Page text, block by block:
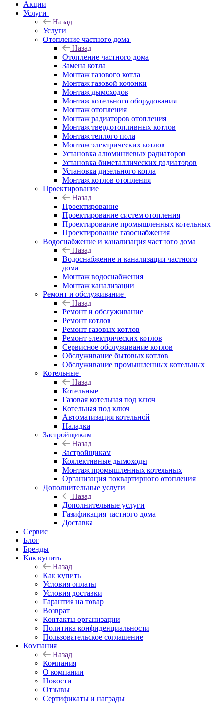
Акции
Услуги
Назад
Услуги
Отопление частного дома
Назад
Отопление частного дома
Замена котла
Монтаж газового котла
Монтаж газовой колонки
Монтаж дымоходов
Монтаж котельного оборудования
Монтаж отопления
Монтаж радиаторов отопления
Монтаж твердотопливных котлов
Монтаж теплого пола
Монтаж электрических котлов
Установка алюминиевых радиаторов
Установка биметаллических радиаторов
Установка дизельного котла
Монтаж котлов отопления
Проектирование
Назад
Проектирование
Проектирование систем отопления
Проектирование промышленных котельных
Проектирование газоснабжения
Водоснабжение и канализация частного дома
Назад
Водоснабжение и канализация частного
дома
Монтаж водоснабжения
Монтаж канализации
Ремонт и обслуживание
Назад
Ремонт и обслуживание
Ремонт котлов
Ремонт газовых котлов
Ремонт электрических котлов
Сервисное обслуживание котлов
Обслуживание бытовых котлов
Обслуживание промышленных котельных
Котельные
Назад
Котельные
Газовая котельная под ключ
Котельная под ключ
Автоматизация котельной
Наладка
Застройщикам
Назад
Застройщикам
Коллективные дымоходы
Монтаж промышленных котельных
Организация поквартирного отопления
Дополнительные услуги
Назад
Дополнительные услуги
Газификация частного дома
Доставка
Сервис
Блог
Бренды
Как купить
Назад
Как купить
Условия оплаты
Условия доставки
Гарантия на товар
Возврат
Контакты организации
Политика конфиденциальности
Пользовательское соглашение
Компания
Назад
Компания
О компании
Новости
Отзывы
Сертификаты и награды